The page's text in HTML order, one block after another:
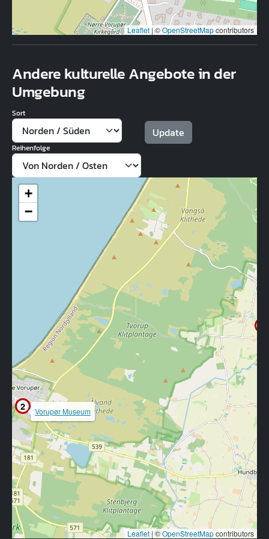
Leaflet | ©OpenStreetMapcontributors
Andere kulturelle Angebote in der
Umgebung
Sort
Reihenfolge
2 Vorupør Museum
+
−
Leaflet |©OpenStreetMapcontributors